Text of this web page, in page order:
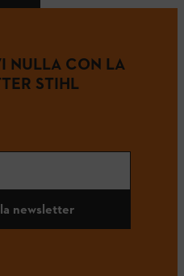
NULLA CON LA
STIHL
newsletter